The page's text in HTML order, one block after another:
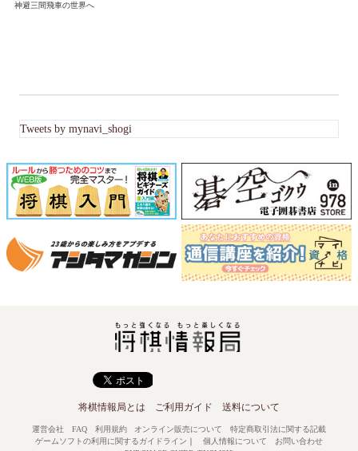
神避三間飛車の世界へ
Tweets by mynavi_shogi
将棋情報局とは ご利用ガイド 送料について
運営会社 FAQ 利用規約 オンライン販売について
特定商取引法に関する記載
ゲームソフトの利用に関するガイドライン ｜ 個人情報について
お問い合わせ